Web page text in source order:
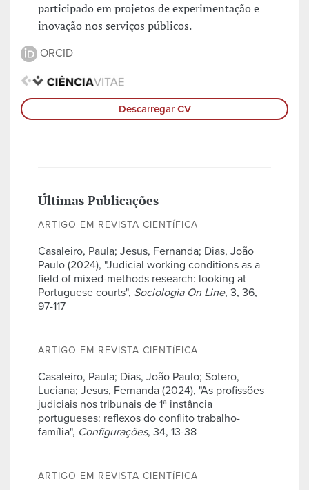
participado em projetos de experimentação e
inovação nos serviços públicos.
ORCID
Descarregar CV
Últimas Publicações
ARTIGO EM REVISTA CIENTÍFICA
Casaleiro, Paula; Jesus, Fernanda; Dias, João
Paulo (2024), "Judicial working conditions as a
field of mixed-methods research: looking at
Portuguese courts", Sociologia On Line, 3, 36,
97-117
ARTIGO EM REVISTA CIENTÍFICA
Casaleiro, Paula; Dias, João Paulo; Sotero,
Luciana; Jesus, Fernanda (2024), "As profissões
judiciais nos tribunais de 1ª instância
portugueses: reflexos do conflito trabalho-
família", Configurações, 34, 13-38
ARTIGO EM REVISTA CIENTÍFICA